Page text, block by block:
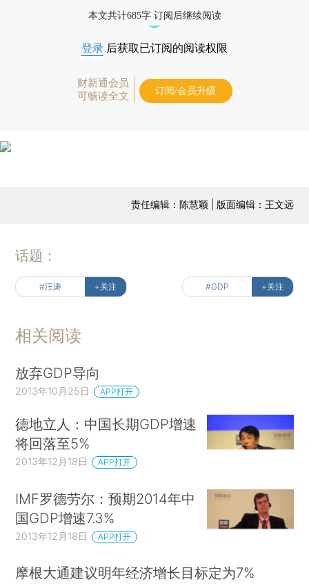
本文共计685字 订阅后继续阅读
登录 后获取已订阅的阅读权限
财新通会员
可畅读全文
订阅/会员升级
责任编辑：陈慧颖 | 版面编辑：王文远
话题：
#汪涛 +关注 #GDP +关注
相关阅读
放弃GDP导向
2013年10月25日 APP打开
德地立人：中国长期GDP增速
将回落至5%
2013年12月18日 APP打开
IMF罗德劳尔：预期2014年中
国GDP增速7.3%
2013年12月18日 APP打开
摩根大通建议明年经济增长目标定为7%